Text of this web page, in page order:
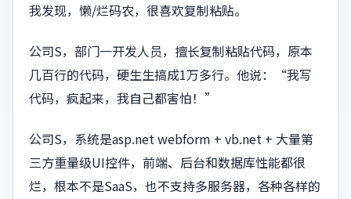
我发现，懒/烂码农，很喜欢复制粘贴。
公司S，部门一开发人员，擅长复制粘贴代码，原本
几百行的代码，硬生生搞成1万多行。他说：“我写
代码，疯起来，我自己都害怕！”
公司S，系统是asp.net webform + vb.net + 大量第
三方重量级UI控件，前端、后台和数据库性能都很
烂，根本不是SaaS，也不支持多服务器，各种各样的